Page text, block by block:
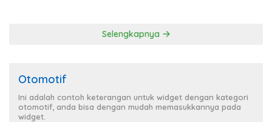
Selengkapnya
Otomotif
Ini adalah contoh keterangan untuk widget dengan kategori
otomotif, anda bisa dengan mudah memasukkannya pada
widget.